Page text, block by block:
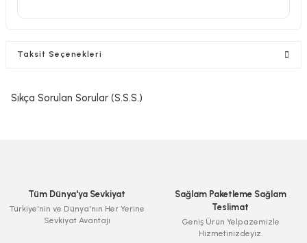
Taksit Seçenekleri
Sıkça Sorulan Sorular (S.S.S.)
Tüm Dünya'ya Sevkiyat
Türkiye'nin ve Dünya'nın Her Yerine
Sevkiyat Avantajı
Sağlam Paketleme Sağlam
Teslimat
Geniş Ürün Yelpazemizle
Hizmetinizdeyiz.